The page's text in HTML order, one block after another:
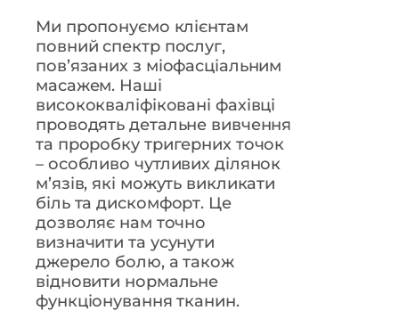
Ми пропонуємо клієнтам
повний спектр послуг,
пов’язаних з міофасціальним
масажем. Наші
висококваліфіковані фахівці
проводять детальне вивчення
та проробку тригерних точок
– особливо чутливих ділянок
м’язів, які можуть викликати
біль та дискомфорт. Це
дозволяє нам точно
визначити та усунути
джерело болю, а також
відновити нормальне
функціонування тканин.